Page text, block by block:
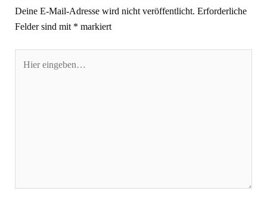
Deine E-Mail-Adresse wird nicht veröffentlicht. Erforderliche
Felder sind mit * markiert
eingeben…